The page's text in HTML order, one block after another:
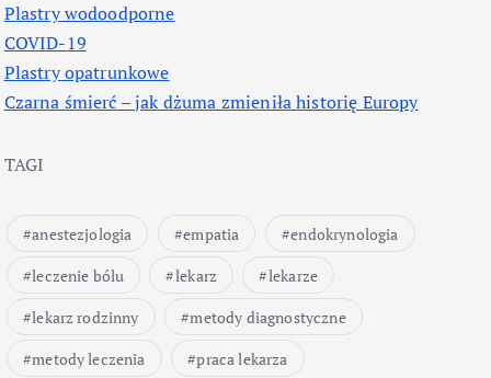
Plastry wodoodporne
COVID-19
Plastry opatrunkowe
Czarna śmierć – jak dżuma zmieniła historię Europy
TAGI
anestezjologia empatia
endokrynologia
leczenie bólu
lekarz
lekarze
lekarz rodzinny
metody diagnostyczne
metody leczenia
praca lekarza